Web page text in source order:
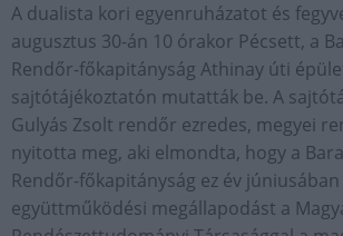
A dualista kori egyenruházatot és
augusztus 30-án 10 órakor Pécsett, a
Rendőr-főkapitányság Athinay úti
sajtótájékoztatón mutatták be. A
Gulyás Zsolt rendőr ezredes, megyei
nyitotta meg, aki elmondta, hogy a
Rendőr-főkapitányság ez év
együttműködési megállapodást a